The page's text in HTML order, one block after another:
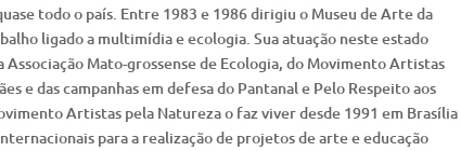
todo o país. Entre 1983 e 1986 dirigiu o Museu de Arte da
ligado a multimídia e ecologia. Sua atuação neste estado
Associação Mato-grossense de Ecologia, do Movimento Artistas
e das campanhas em defesa do Pantanal e Pelo Respeito aos
Artistas pela Natureza o faz viver desde 1991 em Brasília
para a realização de projetos de arte e educação